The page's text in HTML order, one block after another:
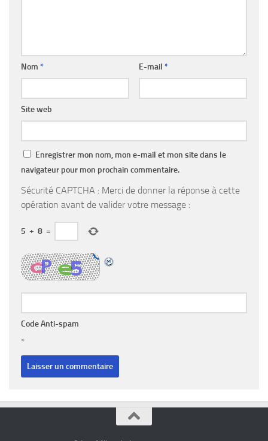
Nom * E-mail *
Site web
Enregistrer mon nom, mon e-mail et mon site dans le
navigateur pour mon prochain commentaire.
Sécurité CAPTCHA : Merci de donner la réponse à cette
opération avant de valider votre message :
5 + 8 =
Code Anti-spam
*